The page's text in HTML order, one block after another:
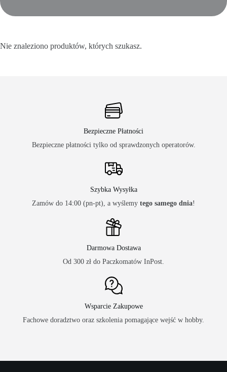
Nie znaleziono produktów, których szukasz.
Bezpieczne Płatności
Bezpieczne płatności tylko od sprawdzonych operatorów.
Szybka Wysyłka
Zamów do 14:00 (pn-pt), a wyślemy tego samego dnia!
Darmowa Dostawa
Od 300 zł do Paczkomatów InPost.
Wsparcie Zakupowe
Fachowe doradztwo oraz szkolenia pomagające wejść w hobby.